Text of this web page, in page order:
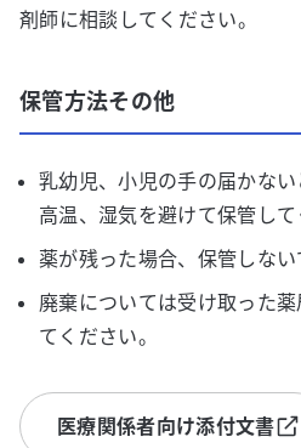
剤師に相談してください。
保管方法その他
乳幼児、小児の手の届かない
高温、湿気を避けて保管して
薬が残った場合、保管しない
廃棄については受け取った
てください。
医療関係者向け添付文書